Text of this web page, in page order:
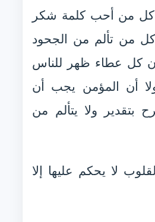
من أحب كلمة شكر
من تألم من الجحود
كل عطاء ظهر للناس
أن المؤمن يجب أن
بتقدير ولا يتألم من
لا يحكم عليها إلا